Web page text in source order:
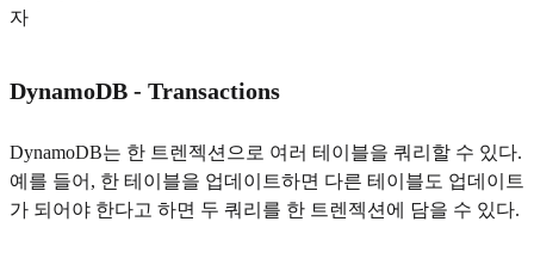
자
DynamoDB - Transactions
DynamoDB는 한 트렌젝션으로 여러 테이블을 쿼리할 수 있다.
예를 들어, 한 테이블을 업데이트하면 다른 테이블도 업데이트
가 되어야 한다고 하면 두 쿼리를 한 트렌젝션에 담을 수 있다.